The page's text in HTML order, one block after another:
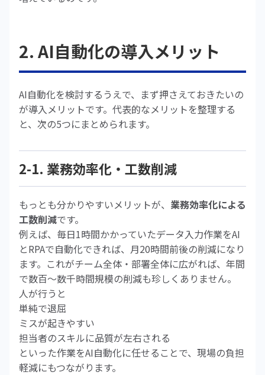
2. AI自動化の導入メリット
AI自動化を検討するうえで、まず押さえておきたいの
が導入メリットです。代表的なメリットを整理する
と、次の5つにまとめられます。
2-1. 業務効率化・工数削減
もっとも分かりやすいメリットが、 業務効率化による
工数削減です。
例えば、毎日1時間かかっていたデータ入力作業をAI
とRPAで自動化できれば、月20時間前後の削減になり
ます。これがチーム全体・部署全体に広がれば、年間
で数百〜数千時間規模の削減も珍しくありません。
人が行うと
単純で退屈
ミスが起きやすい
担当者のスキルに品質が左右される
といった作業をAI自動化に任せることで、現場の負担
軽減にもつながります。